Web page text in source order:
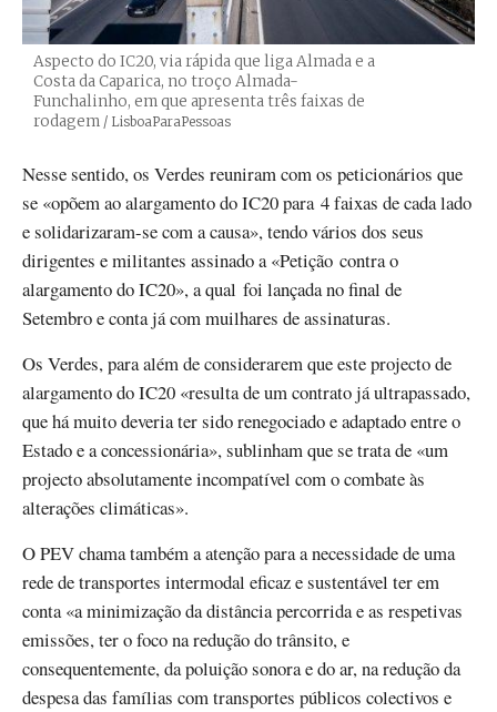
Aspecto do IC20, via rápida que liga Almada e a
Costa da Caparica, no troço Almada-
Funchalinho, em que apresenta três faixas de
rodagem Créditos
/ LisboaParaPessoas
Nesse sentido, os Verdes reuniram com os peticionários que
se «opõem ao alargamento do IC20 para 4 faixas de cada lado
e solidarizaram-se com a causa», tendo vários dos seus
dirigentes e militantes assinado a «Petição contra o
alargamento do IC20», a qual foi lançada no final de
Setembro e conta já com muilhares de assinaturas.
Os Verdes, para além de considerarem que este projecto de
alargamento do IC20 «resulta de um contrato já ultrapassado,
que há muito deveria ter sido renegociado e adaptado entre o
Estado e a concessionária», sublinham que se trata de «um
projecto absolutamente incompatível com o combate às
alterações climáticas».
O PEV chama também a atenção para a necessidade de uma
rede de transportes intermodal eficaz e sustentável ter em
conta «a minimização da distância percorrida e as respetivas
emissões, ter o foco na redução do trânsito, e
consequentemente, da poluição sonora e do ar, na redução da
despesa das famílias com transportes públicos colectivos e